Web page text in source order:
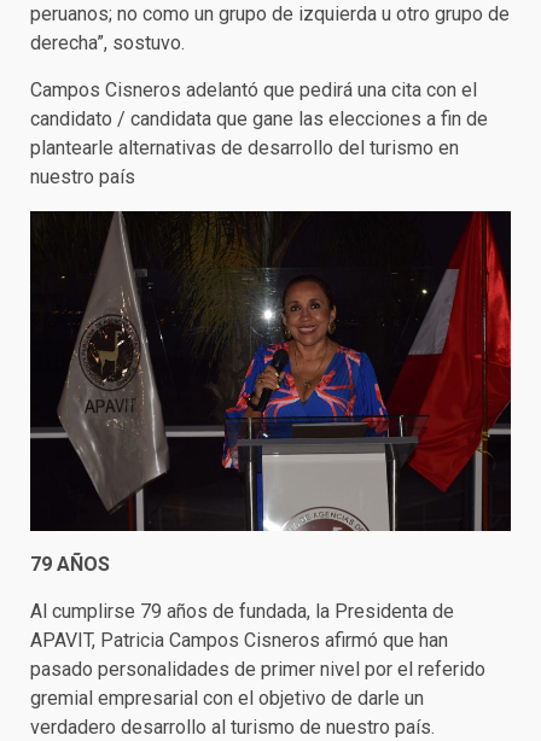
peruanos; no como un grupo de izquierda u otro grupo de
derecha”, sostuvo.
Campos Cisneros adelantó que pedirá una cita con el
candidato / candidata que gane las elecciones a fin de
plantearle alternativas de desarrollo del turismo en
nuestro país
79 AÑOS
Al cumplirse 79 años de fundada, la Presidenta de
APAVIT, Patricia Campos Cisneros afirmó que han
pasado personalidades de primer nivel por el referido
gremial empresarial con el objetivo de darle un
verdadero desarrollo al turismo de nuestro país.